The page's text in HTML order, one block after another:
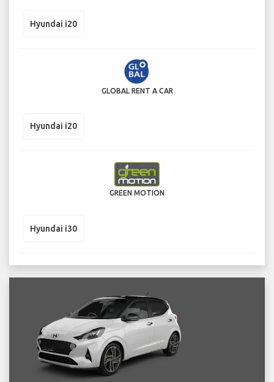
Hyundai i20
GLOBAL RENT A CAR
Hyundai i20
GREEN MOTION
Hyundai i30